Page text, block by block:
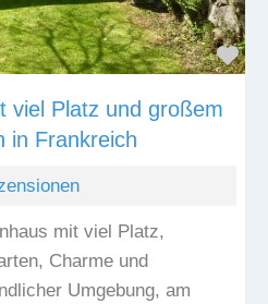
viel Platz und großem
in Frankreich
mit viel Platz,
Charme und
Umgebung, am